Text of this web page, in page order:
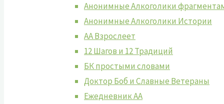
Анонимные Алкоголики
Анонимные Алкоголики Истории
АА Взрослеет
12 Шагов и 12 Традиций
БК простыми словами
Доктор Боб и Славные Ветераны
Ежедневник АА